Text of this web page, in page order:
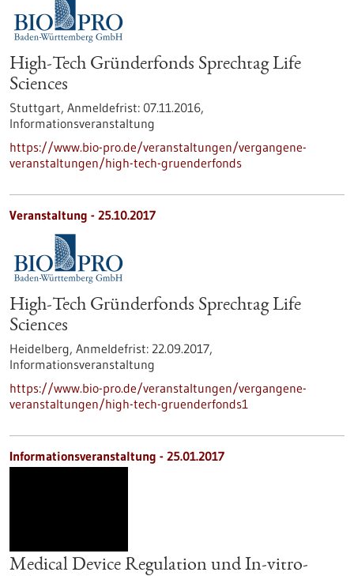
High-Tech Gründerfonds Sprechtag Life
Sciences
Stuttgart, Anmeldefrist: 07.11.2016,
Informationsveranstaltung
https://www.bio-pro.de/veranstaltungen/vergangene-
veranstaltungen/high-tech-gruenderfonds
Veranstaltung - 25.10.2017
High-Tech Gründerfonds Sprechtag Life
Sciences
Heidelberg, Anmeldefrist: 22.09.2017,
Informationsveranstaltung
https://www.bio-pro.de/veranstaltungen/vergangene-
veranstaltungen/high-tech-gruenderfonds1
Informationsveranstaltung - 25.01.2017
Medical Device Regulation und In-vitro-